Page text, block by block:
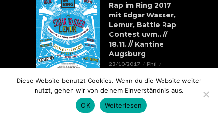
Rap im Ring 2017
mit Edgar Wasser,
Lemur, Battle Rap
Contest uvm.. //
18.11. // Kantine
Augsburg
23/10/2017
Phil
COPYRIGHT © 2026.
Diese Website benutzt Cookies. Wenn du die Website weiter
nutzt, gehen wir von deinem Einverständnis aus.
OK
Weiterlesen